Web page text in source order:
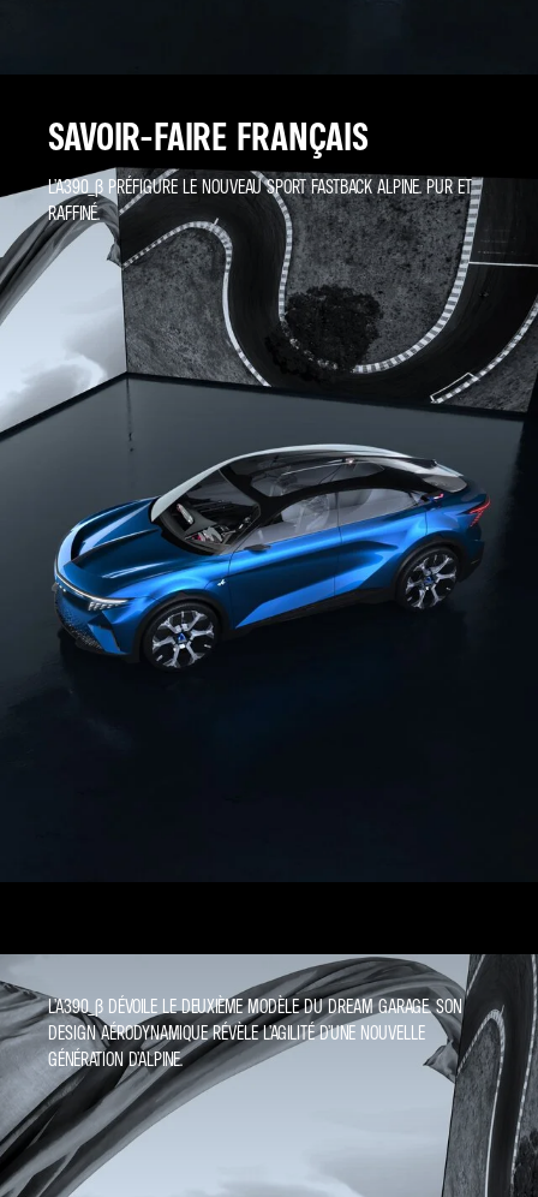
SAVOIR-FAIRE FRANÇAIS
L’A390_Β PRÉFIGURE LE NOUVEAU SPORT FASTBACK ALPINE. PUR ET
RAFFINÉ.
L’A390_Β DÉVOILE LE DEUXIÈME MODÈLE DU DREAM GARAGE. SON
DESIGN AÉRODYNAMIQUE RÉVÈLE L’AGILITÉ D’UNE NOUVELLE
GÉNÉRATION D’ALPINE.